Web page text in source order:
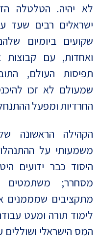
לא יהיה. הטלטלה
ישראלים רבים שעד
שקועים ביומיום
ואחדות, עם קבוצות
תפיסות העולם,
שמעולם לא זכו
החרדיות ומפעל
הקהילה הראשונה
משמעותי על
היסוד כבר ידועים
מסחרר; משתמטים
מתקציבים שמממנים
לימוד תורה ומעט
המס הישראלי ושוללים